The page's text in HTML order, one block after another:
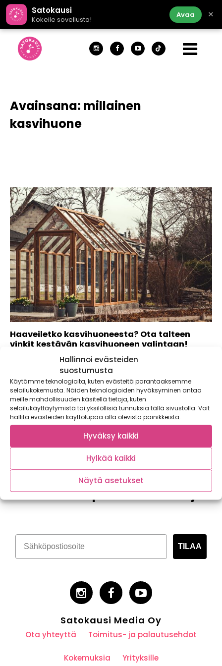
Hallinnoi evästeiden
suostumusta
Käytämme teknologioita, kuten evästeitä parantaaksemme
selailukokemusta. Näiden teknologioiden hyväksyminen antaa
meille mahdollisuuden käsitellä tietoja, kuten
selailukäyttäytymistä tai yksilöllisiä tunnuksia tällä sivustolla. Voit
hallita evästeiden käyttölupaa alla olevista painikkeista.
Hyväksy kaikki
Hylkää kaikki
Näytä asetukset
Satokausi
Kokeile sovellusta!
Avaa ×
Avainsana: millainen
kasvihuone
Haaveiletko kasvihuoneesta? Ota talteen
vinkit kestävän kasvihuoneen valintaan!
Kaupallinen yhteistyö: Veg&Able Unelmoitko itse
kasvatuista kurkuista tai pullean punaisista tomaateista?
Haaveiletko oman...
Tilaa kasvispitoinen uutiskirje
TILAA
Satokausi Media Oy
Ota yhteyttä Toimitus- ja palautusehdot
Kokemuksia Yrityksille